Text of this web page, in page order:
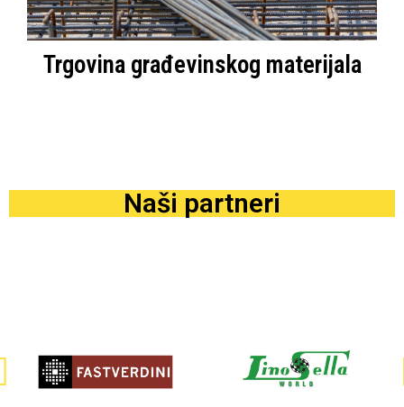
Trgovina građevinskog materijala
Naši partneri